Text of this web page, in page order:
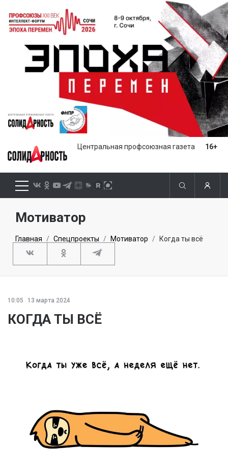
Центральная профсоюзная газета 16+
Мотиватор
Главная Спецпроекты Мотиватор Когда ты всё
10:05 13 марта 2024
КОГДА ТЫ ВСЁ